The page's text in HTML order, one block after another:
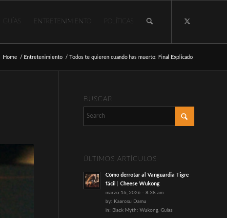
GUÍAS ENTRETENIMIENTO POLÍTICAS
Home / Entretenimiento / Todos te quieren cuando has muerto: Final Explicado
BUSCAR
ÚLTIMOS ARTÍCULOS
Cómo derrotar al Vanguardia Tigre
fácil | Cheese Wukong
marzo 16, 2026 - 8:38 am
by: Kaarosu Damu
in: Black Myth: Wukong, Guías